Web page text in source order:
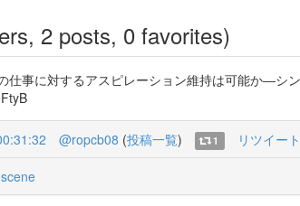
2 posts, 0 favorites)
仕事に対するアスピレーション維持は可能か―
@ropcb08 (投稿一覧) 1 リツイー